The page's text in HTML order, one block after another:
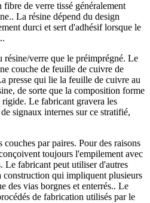
de verre tissé généralement
La résine dépend du design
durci et sert d'adhésif lorsque le
résine/verre que le préimprégné. Le
couche de feuille de cuivre de
presse qui lie la feuille de cuivre au
de sorte que la composition forme
Le fabricant gravera les
signaux internes sur ce stratifié,
par paires. Pour des raisons
toujours l'empilement avec
Le fabricant peut utiliser d'autres
qui impliquent plusieurs
des vias borgnes et enterrés.. Le
de fabrication utilisés par le